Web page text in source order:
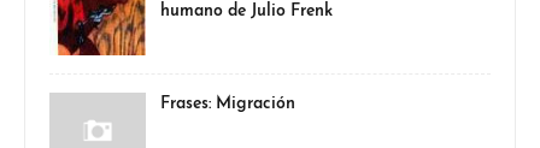
humano de Julio Frenk
Frases: Migración